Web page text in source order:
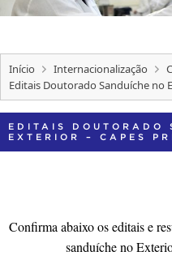
INTERNACIONAL
TELEFONES
Início Internacionalização
Editais Doutorado Sanduíche no
EDITAIS DOUTORADO
EXTERIOR – CAPES
Confirma abaixo os editais e
sanduíche no